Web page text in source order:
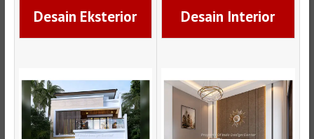
Desain Eksterior Desain Interior